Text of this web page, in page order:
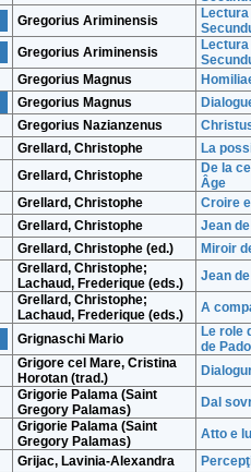
Gregorius Ariminensis
Gregorius Ariminensis
Gregorius Magnus
Gregorius Magnus
Gregorius Nazianzenus
Grellard, Christophe La
Grellard, Christophe
De la
Âge
Grellard, Christophe Croire
Grellard, Christophe Jean
Grellard, Christophe (ed.) Miroir
Grellard, Christophe;
Lachaud, Frederique (eds.)
Jean
Grellard, Christophe;
Lachaud, Frederique (eds.)
A
Grignaschi Mario
Le role
de
Grigore cel Mare, Cristina
Horotan (trad.)
Grigorie Palama (Saint
Gregory Palamas)
Dal
Grigorie Palama (Saint
Gregory Palamas)
Atto e
Grijac, Lavinia-Alexandra